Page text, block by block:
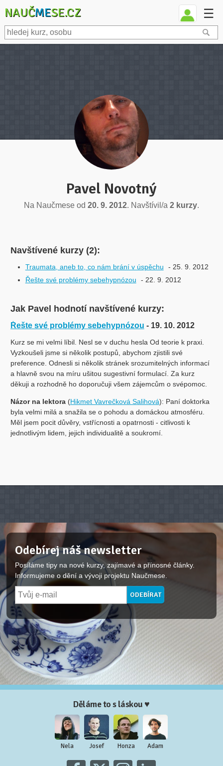
NAUČMESE.CZ ☰
Pavel Novotný
Na Naučmese od 20. 9. 2012. Navštívil/a 2 kurzy.
Navštívené kurzy (2):
Traumata, aneb to, co nám brání v úspěchu
- 25. 9. 2012
Řešte své problémy sebehypnózou
- 22. 9. 2012
Jak Pavel hodnotí navštívené kurzy:
Řešte své problémy sebehypnózou - 19. 10. 2012
Kurz se mi velmi líbil. Nesl se v duchu hesla Od teorie k praxi.
Vyzkoušeli jsme si několik postupů, abychom zjistili své
preference. Odnesli si několik stránek srozumitelných informací
a hlavně svou na míru ušitou sugestivní formulací. Za kurz
děkuji a rozhodně ho doporučuji všem zájemcům o svépomoc.
Názor na lektora(Hikmet Vavrečková Salihová): Paní doktorka
byla velmi milá a snažila se o pohodu a domáckou atmosféru.
Měl jsem pocit důvěry, vstřícnosti a opatrnosti - citlivosti k
jednotlivým lidem, jejich individualitě a soukromí.
Odebírej náš newsletter
Posíláme tipy na nové kurzy, zajímavé a přínosné články.
Informujeme o dění a vývoji projektu Naučmese.
Děláme to s láskou ♥
Nela Josef Honza Adam